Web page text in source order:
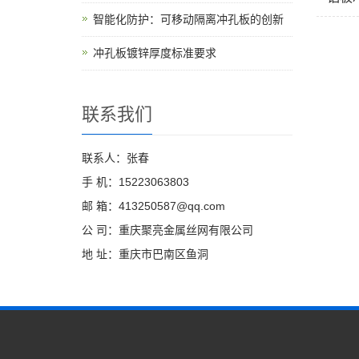
智能化防护：可移动隔离冲孔板的创新
冲孔板镀锌厚度标准要求
联系我们
联系人：张春
手 机：15223063803
邮 箱：413250587@qq.com
公 司：重庆聚亮金属丝网有限公司
地 址：重庆市巴南区鱼洞